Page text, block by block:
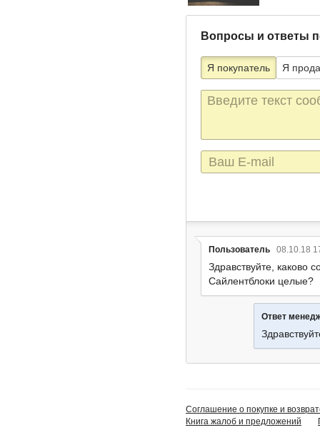
Вопросы и ответы
Я покупатель Я
Текст
сообщения
E-
mail
Пользователь 08.10.18
Здравствуйте, каково
Сайлентблоки целые?
Ответ
Соглашение о покупке и
Книга жалоб и предложений